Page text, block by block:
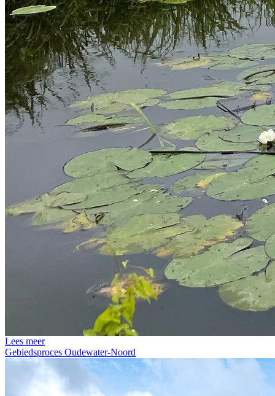
Lees meer
Gebiedsproces Oudewater-Noord